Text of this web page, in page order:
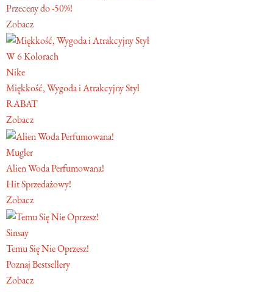
Przeceny do -50%!
Zobacz
W 6 Kolorach
Nike
Miękkość, Wygoda i Atrakcyjny Styl
RABAT
Zobacz
Mugler
Alien Woda Perfumowana!
Hit Sprzedażowy!
Zobacz
Sinsay
Temu Się Nie Oprzesz!
Poznaj Bestsellery
Zobacz